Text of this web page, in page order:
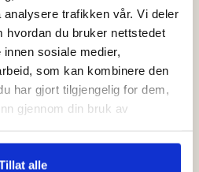
trafikken vår. Vi deler
hvordan du bruker nettstedet
sosiale medier,
som kan kombinere den
har gjort tilgjengelig for dem,
gjennom din bruk av
alle
Pakkepris
silikon | 4 deler